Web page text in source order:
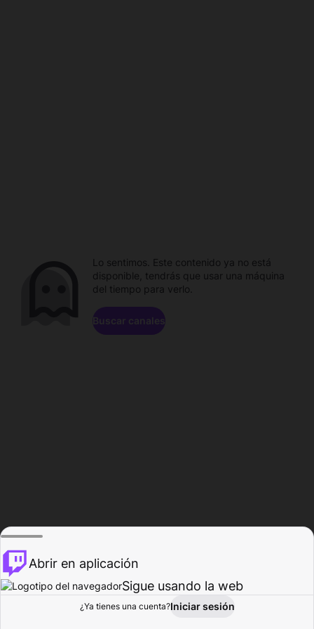
Explorar Actividad
Lo sentimos. Este contenido ya no está
disponible, tendrás que usar una máquina
del tiempo para verlo.
Buscar canales
Abrir en aplicación
Sigue usando la web
¿Ya tienes una cuenta?Iniciar sesión